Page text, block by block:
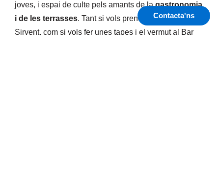
joves, i espai de culte pels amants de lagastronomia
i de les terrasses. Tant si vols prendre una orxata a la
Sirvent, com si vols fer unes tapes i el vermut al Bar
Contacta'ns